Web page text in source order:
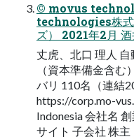
© movus
technologies株式
ズ） 2021年2⽉
丈虎、北⼝ 理⼈
（資本準備⾦含む
バリ 110名（連結
https://corp.mo-
Indonesia 会社名
サイト ⼦会社 株主